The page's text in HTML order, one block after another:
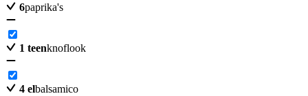
6paprika's
1 teenknoflook
4 elbalsamico